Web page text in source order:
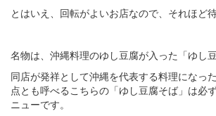
とはいえ、回転がよいお店なので、それほど
名物は、沖縄料理のゆし豆腐が入った「ゆし豆
同店が発祥として沖縄を代表する料理になっ
点とも呼べるこちらの「ゆし豆腐そば」は必
ニューです。